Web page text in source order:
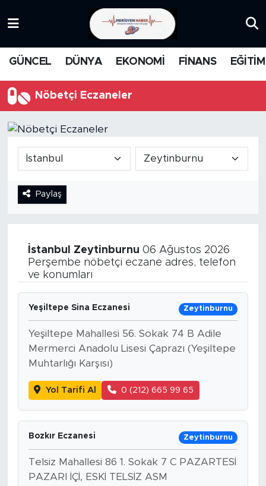
GÜNCEL DÜNYA EKONOMİ FİNANS EĞİTİM
Nöbetçi Eczaneler
Paylaş
İstanbul Zeytinburnu 06 Ağustos 2026
Perşembe nöbetçi eczane adres, telefon
ve konumları
Yeşiltepe Sina Eczanesi Zeytinburnu
Yeşiltepe Mahallesi 56. Sokak 74 B Adile
Mermerci Anadolu Lisesi Çaprazı (Yeşiltepe
Muhtarlığı Karşısı)
Yol Tarifi Al 0 (212) 665 99 65
Bozkır Eczanesi Zeytinburnu
Telsiz Mahallesi 86 1. Sokak 7 C PAZARTESİ
PAZARI İÇİ, ESKİ TELSİZ ASM
MEDYA
DÜNYA
KARİKATÜR
ANALİZ
KULİS
YAZARLAR
Trafik Durumu
Süper Lig Puan Durumu ve Fikstür
Tüm Manşetler
Haber Arşivi